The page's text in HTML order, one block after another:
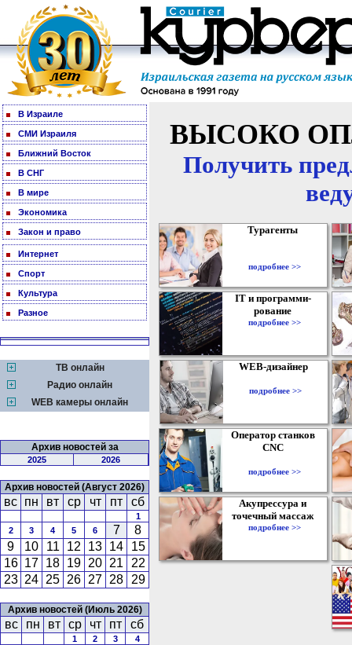
В Израиле
СМИ Израиля
Ближний Восток
В СНГ
В мире
Экономика
Закон и право
Интернет
Спорт
Культура
Разное
ТВ онлайн
Радио онлайн
WEB камеры онлайн
Архив новостей за
2025 2026
Архив новостей (Август 2026)
вс пн вт ср чт пт сб
1
2
3 4 5 6 7
8
9
10 11 12 13 14
15
16 17 18 19 20 21
22
23 24 25 26 27 28 29
Архив новостей (Июль 2026)
вс пн вт ср чт пт сб
1 2 3
4
ВЫСОКО
Получить
Турагенты
подробнее >>
IT и программи-
рование
подробнее >>
WEB-дизайнер
подробнее >>
Оператор станков
CNC
подробнее >>
Акупрессура и
точечный массаж
подробнее >>